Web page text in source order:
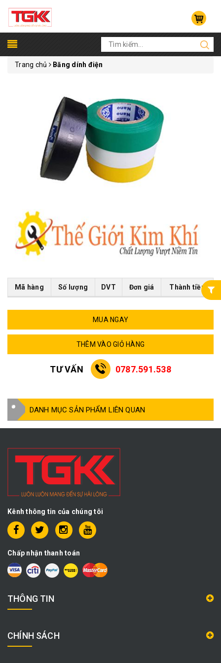
Trang chủ Băng dính điện
Mã hàng Số lượng DVT Đơn giá Thành tiền
MUA NGAY
THÊM VÀO GIỎ HÀNG
TƯ VẤN 0787.591.538
DANH MỤC SẢN PHẨM LIÊN QUAN
Kênh thông tin của chúng tôi
Chấp nhận thanh toán
THÔNG TIN
CHÍNH SÁCH